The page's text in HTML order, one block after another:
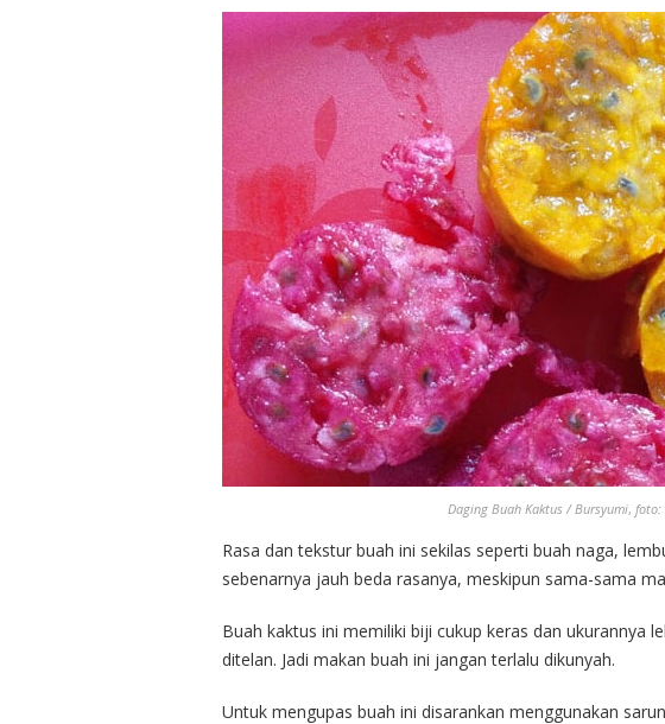
Daging Buah Kaktus / Bursyumi, foto:
Rasa dan tekstur buah ini sekilas seperti buah naga,
sebenarnya jauh beda rasanya, meskipun sama-sama
Buah kaktus ini memiliki biji cukup keras dan ukurannya
ditelan. Jadi makan buah ini jangan terlalu dikunyah.
Untuk mengupas buah ini disarankan menggunakan